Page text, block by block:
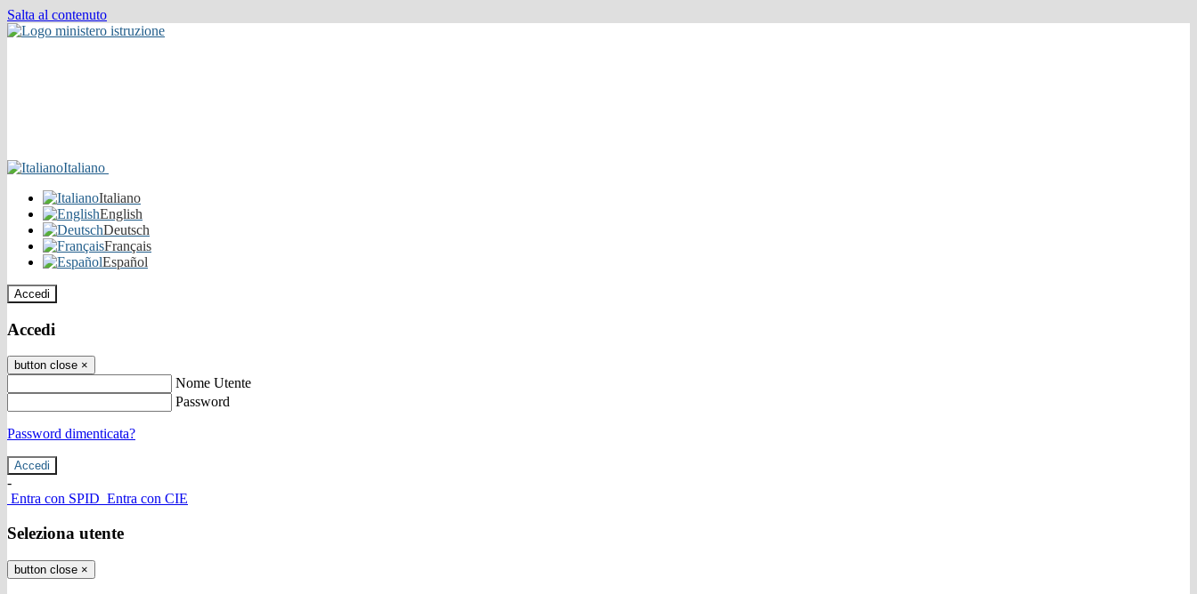
Salta al contenuto
Italiano
Italiano
English
Deutsch
Français
Español
Accedi
Accedi
button close ×
Nome Utente
Password
Password dimenticata?
-
Entra con SPID Entra con CIE
Seleziona utente
button close ×